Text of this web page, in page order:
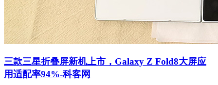
三款三星折叠屏新机上市，Galaxy Z Fold8大屏应
用适配率94%-科客网